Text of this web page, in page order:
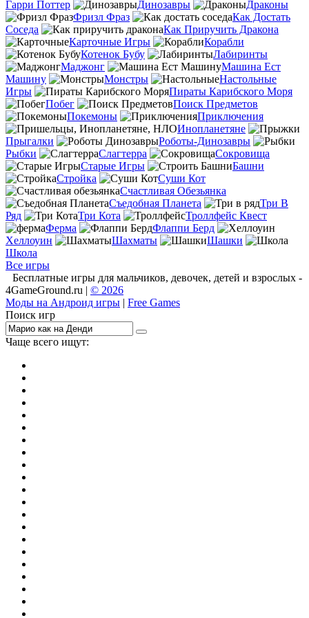
Гарри Поттер Динозавры
Драконы
Фризл Фраз
Как Достать
Соседа
Как Приручить Дракона
Карточные Игры
Корабли
Котенок Бубу
Лабиринты
Маджонг
Машина Ест
Машину
Монстры
Настольные
Игры
Пираты Карибского Моря
Побег
Поиск Предметов
Покемоны
Приключения
Инопланетяне
Прыгалки
Роботы-Динозавры
Рыбки
Слагтерра
Сокровища
Старые Игры
Башни
Стройка
Суши Кот
Счастливая Обезьянка
Съедобная Планета
Три В
Ряд
Три Кота
Троллфейс Квест
Ферма
Флаппи Берд
Хеллоуин
Шахматы
Шашки
Школа
Все игры
Бесплатные игры для мальчиков, девочек, детей и взрослых -
4GameGround.ru | © 2026
Моды на Андроид игры | Free Games
Поиск игр
Чаще всего ищут: